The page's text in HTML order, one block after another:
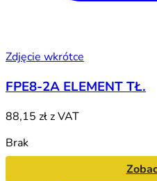
Zdjęcie wkrótce
FPE8-2A ELEMENT TŁ.
88,15 złz VAT
Brak